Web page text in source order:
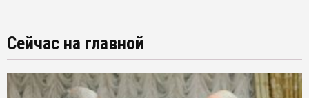
Сейчас на главной